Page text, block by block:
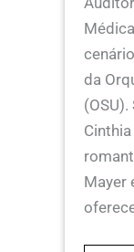
da
Mayer